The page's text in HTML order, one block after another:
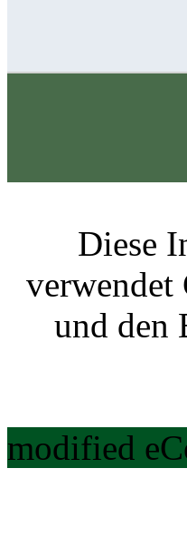
Diese
verwendet
und den
modified